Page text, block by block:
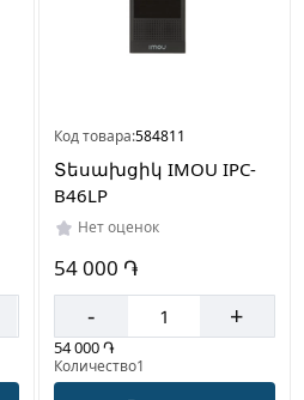
Код товара:584811
Տեսախցիկ IMOU IPC-
B46LP
Нет оценок
54 000 ֏
- +
54 000 ֏
Количество1